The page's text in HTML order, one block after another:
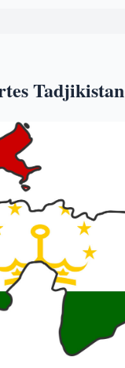
Tadjikistan